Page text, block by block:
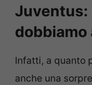
Infatti, a quanto
anche una